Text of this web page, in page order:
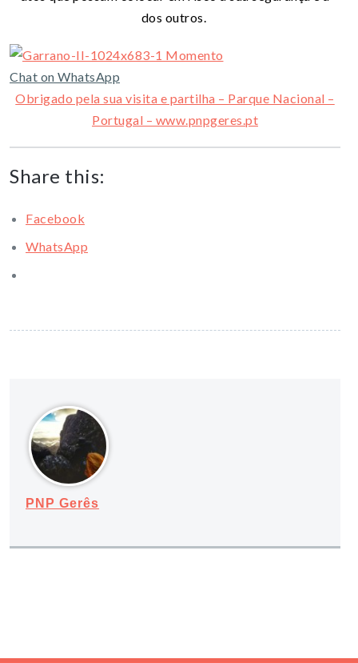
dos outros.
Chat on WhatsApp
Obrigado pela sua visita e partilha – Parque Nacional –
Portugal – www.pnpgeres.pt
Share this:
Facebook
WhatsApp
PNP Gerês